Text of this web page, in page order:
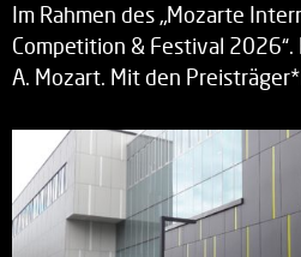
Im Rahmen des „Mozarte
Competition & Festival
A. Mozart. Mit den